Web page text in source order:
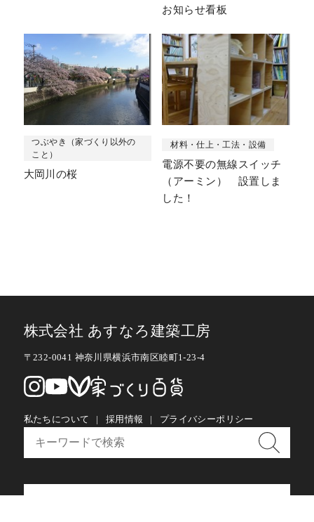
お知らせ看板
つぶやき（家づくり以外の
こと）
大岡川の桜
材料・仕上・工法・設備
電源不要の無線スイッチ
（アーミン） 設置しま
した！
株式会社 あすなろ建築工房
〒232-0041 神奈川県横浜市南区睦町1-23-4
私たちについて 採用情報 プライバシーポリシー